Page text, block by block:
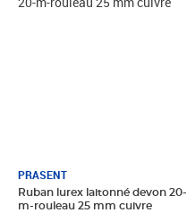
PRASENT
Ruban lurex laitonné devon 20-
m-rouleau 25 mm cuivre